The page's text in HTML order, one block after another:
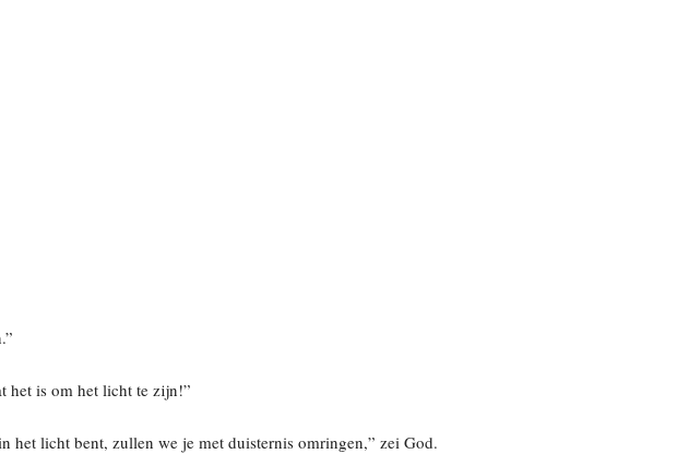
het is om het licht te zijn!”
het licht bent, zullen we je met duisternis omringen,” zei God.